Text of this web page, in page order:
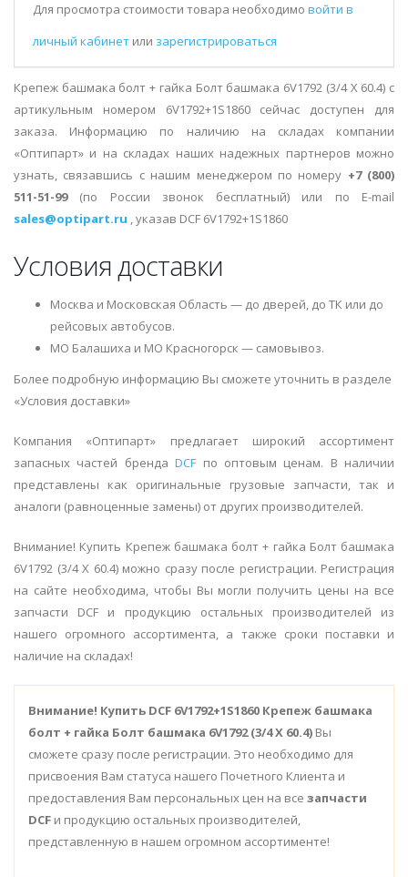
Для просмотра стоимости товара необходимо войти в
личный кабинет или зарегистрироваться
Крепеж башмака болт + гайка Болт башмака 6V1792 (3/4 X 60.4) с
артикульным номером 6V1792+1S1860 сейчас доступен для
заказа. Информацию по наличию на складах компании
«Оптипарт» и на складах наших надежных партнеров можно
узнать, связавшись с нашим менеджером по номеру +7 (800)
511-51-99(по России звонок бесплатный) или по E-mail
sales@optipart.ru , указав DCF 6V1792+1S1860
Условия доставки
Москва и Московская Область — до дверей, до ТК или до
рейсовых автобусов.
МО Балашиха и МО Красногорск — самовывоз.
Более подробную информацию Вы сможете уточнить в разделе
«Условия доставки»
Компания «Оптипарт» предлагает широкий ассортимент
запасных частей брендаDCF по оптовым ценам. В наличии
представлены как оригинальные грузовые запчасти, так и
аналоги (равноценные замены) от других производителей.
Внимание! Купить Крепеж башмака болт + гайка Болт башмака
6V1792 (3/4 X 60.4) можно сразу после регистрации. Регистрация
на сайте необходима, чтобы Вы могли получить цены на все
запчасти DCF и продукцию остальных производителей из
нашего огромного ассортимента, а также сроки поставки и
наличие на складах!
Внимание! Купить DCF 6V1792+1S1860 Крепеж башмака
болт + гайка Болт башмака 6V1792 (3/4 X 60.4) Вы
сможете сразу после регистрации. Это необходимо для
присвоения Вам статуса нашего Почетного Клиента и
предоставления Вам персональных цен на все запчасти
DCF и продукцию остальных производителей,
представленную в нашем огромном ассортименте!